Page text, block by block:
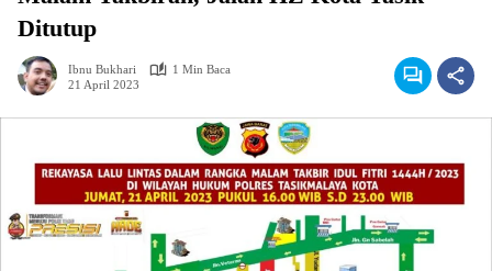
Ditutup
Ibnu Bukhari
1 Min Baca
21 April 2023